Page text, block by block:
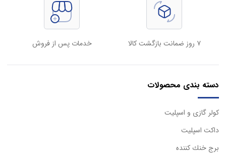
۷ روز ضمانت بازگشت کالا خدمات پس از فروش
دسته بندی محصولات
كولر گازی و اسپليت
داكت اسپليت
برج خنك كننده